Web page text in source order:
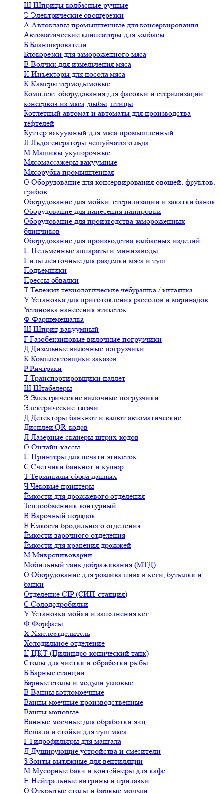
Ш Шприцы колбасные ручные
Э Электрические овощерезки
А Автоклавы промышленные для консервирования
Автоматические клипсаторы для колбасы
Б Бланширователи
Блокорезки для замороженного мяса
В Волчки для измельчения мяса
И Инъекторы для посола мяса
К Камеры термодымовые
Комплект оборудования для фасовки и стерилизации
консервов из мяса, рыбы, птицы
Котлетный автомат и автоматы для производства
тефтелей
Куттер вакуумный для мяса промышленный
Л Льдогенераторы чешуйчатого льда
М Машины укупорочные
Мясомассажеры вакуумные
Мясорубка промышленная
О Оборудование для консервирования овощей, фруктов,
грибов
Оборудование для мойки, стерилизации и закатки банок
Оборудование для нанесения панировки
Оборудование для производства замороженных
блинчиков
Оборудование для производства колбасных изделий
П Пельменные аппараты и минизаводы
Пилы ленточные для разделки мяса и туш
Подъемники
Прессы обвалки
Т Тележки технологические чебурашка / китаянка
У Установка для приготовления рассолов и маринадов
Установка нанесения этикеток
Ф Фаршемешалка
Ш Шприц вакуумный
Г Газобензиновые вилочные погрузчики
Д Дизельные вилочные погрузчики
К Комплектовщики заказов
Р Ричтраки
Т Транспортировщики паллет
Ш Штабелеры
Э Электрические вилочные погрузчики
Электрические тягачи
Д Детекторы банкнот и валют автоматические
Дисплеи QR-кодов
Л Лазерные сканеры штрих-кодов
О Онлайн-кассы
П Принтеры для печати этикеток
С Счетчики банкнот и купюр
Т Терминалы сбора данных
ЧЧековые принтеры
Ёмкости для дрожжевого отделения
Теплообменник контурный
В Варочный порядок
Ё Ёмкости бродильного отделения
Ёмкости варочного отделения
Ёмкости для хранения дрожжей
М Микропивоварни
Мобильный танк дображивания (МТД)
О Оборудование для розлива пива в кеги, бутылки и
банки
Отделение CIP (СИП-станция)
С Солододробилки
У Установка мойки и заполнения кег
Ф Форфасы
Х Хмелеотделитель
Холодильное отделение
Ц ЦКТ (Цилиндро-конический танк)
Столы для чистки и обработки рыбы
Б Барные станции
Барные столы и модули угловые
В Ванны котломоечные
Ванны моечные производственные
Ванны моповые
Ванные моечные для обработки яиц
Вешала и стойки для туш мяса
Г Гидрофильтры для мангала
Д Душирующие устройства и смесители
З Зонты вытяжные для вентиляции
М Мусорные баки и контейнеры для кафе
Н Нейтральные витрины и прилавки
О Открытые столы и барные модули